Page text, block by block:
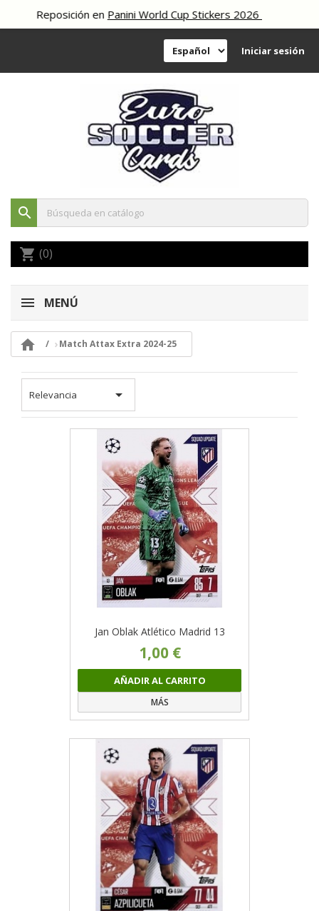
Reposición enPanini World Cup Stickers 2026
Iniciar sesión
search
shopping_cart (0)
MENÚ
 Match Attax Extra 2024-25
Relevancia 
Jan Oblak Atlético Madrid 13
1,00 €
AÑADIR AL CARRITO
MÁS